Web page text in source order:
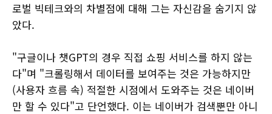
로벌 빅테크와의 차별점에 대해 그는 자신감을 숨기지 않
았다.
"구글이나 챗GPT의 경우 직접 쇼핑 서비스를 하지 않는
다"며 "크롤링해서 데이터를 보여주는 것은 가능하지만
(사용자 흐름 속) 적절한 시점에서 도와주는 것은 네이버
만 할 수 있다"고 단언했다. 이는 네이버가 검색뿐만 아니